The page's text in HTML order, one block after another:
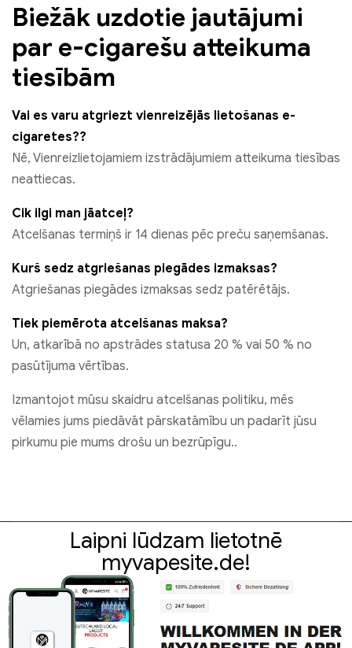
Biežāk uzdotie jautājumi
par e-cigarešu atteikuma
tiesībām
Vai es varu atgriezt vienreizējās lietošanas e-
cigaretes??
Nē, Vienreizlietojamiem izstrādājumiem atteikuma tiesības
neattiecas.
Cik ilgi man jāatceļ?
Atcelšanas termiņš ir 14 dienas pēc preču saņemšanas.
Kurš sedz atgriešanas piegādes izmaksas?
Atgriešanas piegādes izmaksas sedz patērētājs.
Tiek piemērota atcelšanas maksa?
Un, atkarībā no apstrādes statusa 20 % vai 50 % no
pasūtījuma vērtības.
Izmantojot mūsu skaidru atcelšanas politiku, mēs
vēlamies jums piedāvāt pārskatāmību un padarīt jūsu
pirkumu pie mums drošu un bezrūpīgu..
Laipni lūdzam lietotnē
myvapesite.de!